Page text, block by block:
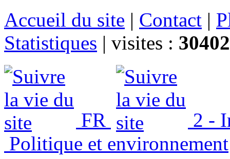
Accueil du site | Contact |
Statistiques | visites :
FR
2 -
Politique et environnement